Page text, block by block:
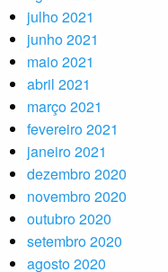
julho 2021
junho 2021
maio 2021
abril 2021
março 2021
fevereiro 2021
janeiro 2021
dezembro 2020
novembro 2020
outubro 2020
setembro 2020
agosto 2020